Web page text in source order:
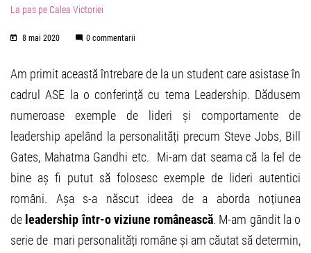
La pas pe Calea Victoriei
8 mai 2020 0 commentarii
Am primit această întrebare de la un student care asistase în
cadrul ASE la o conferință cu tema Leadership. Dădusem
numeroase exemple de lideri și comportamente de
leadership apelând la personalități precum Steve Jobs, Bill
Gates, Mahatma Gandhi etc. Mi-am dat seama că la fel de
bine aș fi putut să folosesc exemple de lideri autentici
români. Așa s-a născut ideea de a aborda noțiunea
de leadership într-o viziune românească. M-am gândit la o
serie de mari personalități române și am căutat să determin,